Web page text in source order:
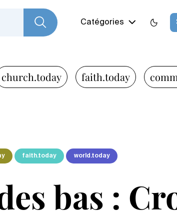
Catégories
church.today faith.today
faith.today world.today
bas :